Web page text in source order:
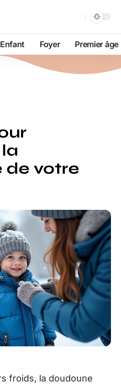
Enfant Foyer Premier âge
de votre
froids, la doudoune